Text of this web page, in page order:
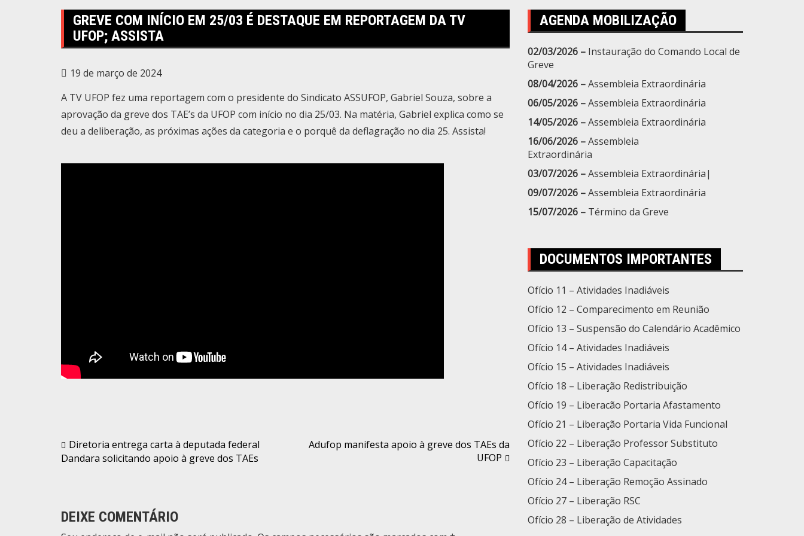
GREVE COM INÍCIO EM 25/03 É DESTAQUE EM REPORTAGEM DA TV
UFOP; ASSISTA
19 de março de 2024
A TV UFOP fez uma reportagem com o presidente do Sindicato ASSUFOP, Gabriel Souza, sobre a
aprovação da greve dos TAE’s da UFOP com início no dia 25/03. Na matéria, Gabriel explica como se
deu a deliberação, as próximas ações da categoria e o porquê da deflagração no dia 25. Assista!
Navegação
de
Diretoria entrega carta à deputada federal
Dandara solicitando apoio à greve dos TAEs
Adufop manifesta apoio à greve dos TAEs da
UFOP
DEIXE COMENTÁRIO
AGENDA MOBILIZAÇÃO
02/03/2026 – Instauração do Comando Local de
Greve
08/04/2026 –Assembleia Extraordinária
06/05/2026 –Assembleia Extraordinária
14/05/2026 –Assembleia Extraordinária
16/06/2026 –Assembleia
Extraordinária
03/07/2026 –Assembleia Extraordinária|
09/07/2026 –Assembleia Extraordinária
15/07/2026 – Término da Greve
DOCUMENTOS IMPORTANTES
Ofício 11 – Atividades Inadiáveis
Ofício 12 – Comparecimento em Reunião
Ofício 13 – Suspensão do Calendário Acadêmico
Ofício 14 – Atividades Inadiáveis
Ofício 15 – Atividades Inadiáveis
Ofício 18 – Liberação Redistribuição
Ofício 19 – Liberacão Portaria Afastamento
Ofício 21 – Liberação Portaria Vida Funcional
Ofício 22 – Liberação Professor Substituto
Ofício 23 – Liberação Capacitação
Ofício 24 – Liberação Remoção Assinado
Ofício 27 – Liberação RSC
Ofício 28 – Liberação de Atividades